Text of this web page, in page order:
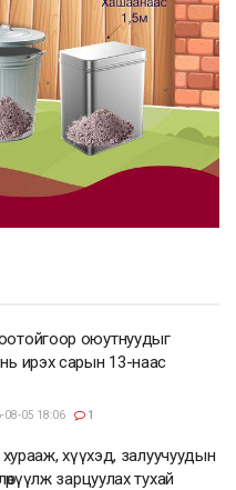
оюутнуудыг
ирэх сарын 13-наас
08-05 18:06 1
хурааж, хүүхэд, залуучуудын
зарцуулах тухай